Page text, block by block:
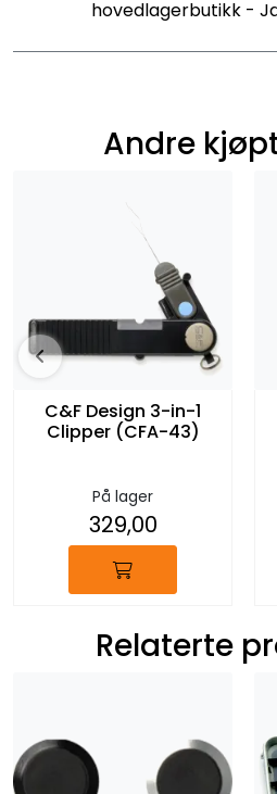
hovedlagerbutikk -
Andre
C&F Design 3-in-1
Clipper (CFA-43)
På lager
329,00
Relaterte